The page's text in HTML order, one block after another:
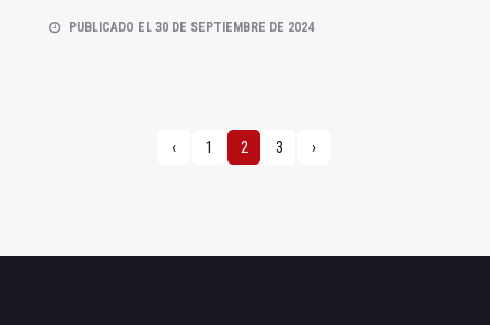
PUBLICADO EL 30 DE SEPTIEMBRE DE 2024
‹ 1 2 3 ›